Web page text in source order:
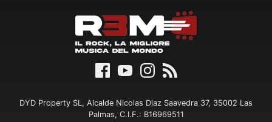
DYD Property SL, Alcalde Nicolas Diaz Saavedra 37, 35002 Las
Palmas, C.I.F.: B16969511